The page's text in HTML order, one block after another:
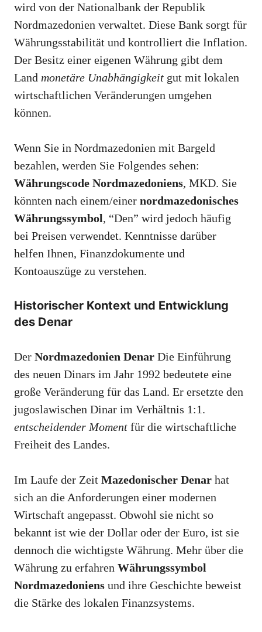
wird von der Nationalbank der Republik
Nordmazedonien verwaltet. Diese Bank sorgt für
Währungsstabilität und kontrolliert die Inflation.
Der Besitz einer eigenen Währung gibt dem
Land monetäre Unabhängigkeit gut mit lokalen
wirtschaftlichen Veränderungen umgehen
können.
Wenn Sie in Nordmazedonien mit Bargeld
bezahlen, werden Sie Folgendes sehen:
Währungscode Nordmazedoniens, MKD. Sie
könnten nach einem/einer nordmazedonisches
Währungssymbol, “Den” wird jedoch häufig
bei Preisen verwendet. Kenntnisse darüber
helfen Ihnen, Finanzdokumente und
Kontoauszüge zu verstehen.
Historischer Kontext und Entwicklung
des Denar
Der Nordmazedonien Denar Die Einführung
des neuen Dinars im Jahr 1992 bedeutete eine
große Veränderung für das Land. Er ersetzte den
jugoslawischen Dinar im Verhältnis 1:1.
entscheidender Moment für die wirtschaftliche
Freiheit des Landes.
Im Laufe der Zeit Mazedonischer Denar hat
sich an die Anforderungen einer modernen
Wirtschaft angepasst. Obwohl sie nicht so
bekannt ist wie der Dollar oder der Euro, ist sie
dennoch die wichtigste Währung. Mehr über die
Währung zu erfahren Währungssymbol
Nordmazedoniens und ihre Geschichte beweist
die Stärke des lokalen Finanzsystems.